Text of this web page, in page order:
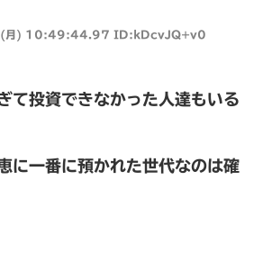
) 10:49:44.97 ID:kDcvJQ+v0
て投資できなかった人達もいる
に一番に預かれた世代なのは確